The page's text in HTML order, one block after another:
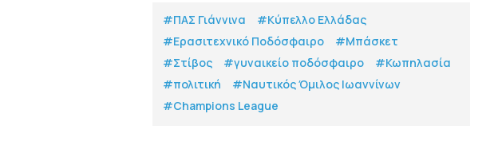
#ΠΑΣ Γιάννινα
#Κύπελλο Ελλάδας
#Eρασιτεχνικό Ποδόσφαιρο
#Μπάσκετ
#Στίβος
#γυναικείο ποδόσφαιρο
#Κωπηλασία
#πολιτική
#Ναυτικός Όμιλος Ιωαννίνων
#Champions League